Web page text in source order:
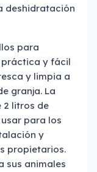
deshidratación
para
práctica y fácil
y limpia a
granja. La
2 litros de
para los
y
propietarios.
sus animales